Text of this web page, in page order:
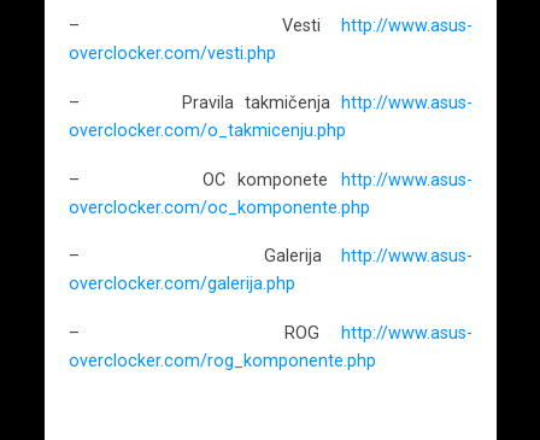
– Vesti
http://www.asus-
overclocker.com/vesti.php
– Pravila takmičenja
http://www.asus-
overclocker.com/o_takmicenju.php
– OC komponete http://www.asus-
overclocker.com/oc_komponente.php
– Galerija
http://www.asus-
overclocker.com/galerija.php
– ROG
http://www.asus-
overclocker.com/rog_komponente.php